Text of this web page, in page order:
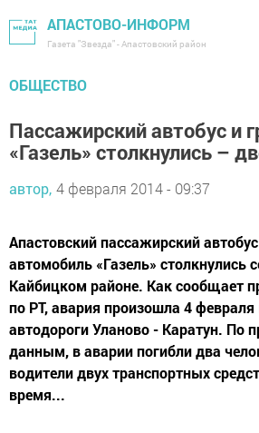
АПАСТОВО-ИНФОРМ
Газета "Звезда" - Апастовский район
ОБЩЕСТВО
Пассажирский автобус и
«Газель» столкнулись –
автор, 4 февраля 2014 - 09:37
Апастовский пассажирский
автомобиль «Газель» столкнулись
Кайбицком районе. Как сообщает
по РТ, авария произошла 4
автодороги Уланово - Каратун. По
данным, в аварии погибли два
водители двух транспортных
время...